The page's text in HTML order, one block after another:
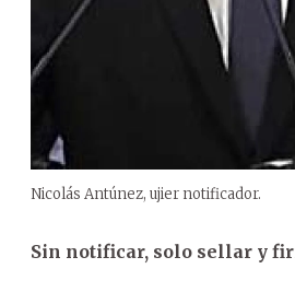
Nicolás Antúnez, ujier notificador.
Sin notificar, solo sellar y